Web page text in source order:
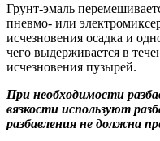
Грунт-эмаль
пневмо- или
исчезновения осадка и
чего выдерживается в
исчезновения пузырей.
При необходимости
вязкости используют
разбавления не должна